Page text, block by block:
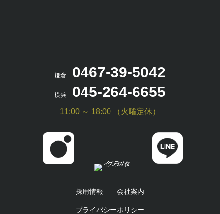
鎌倉 0467-39-5042
横浜 045-264-6655
11:00 ～ 18:00 （火曜定休）
採用情報 会社案内
プライバシーポリシー